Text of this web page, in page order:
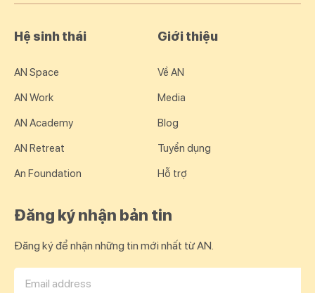
Hệ sinh thái
AN Space
AN Work
AN Academy
AN Retreat
An Foundation
Giới thiệu
Về AN
Media
Blog
Tuyển dụng
Hỗ trợ
Đăng ký nhận bản tin
Đăng ký để nhận những tin mới nhất từ AN.